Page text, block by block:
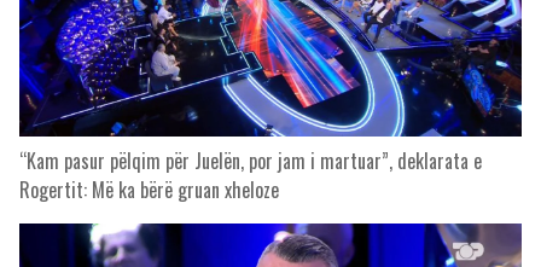
“Kam pasur pëlqim për Juelën, por jam i martuar”, deklarata e
Rogertit: Më ka bërë gruan xheloze